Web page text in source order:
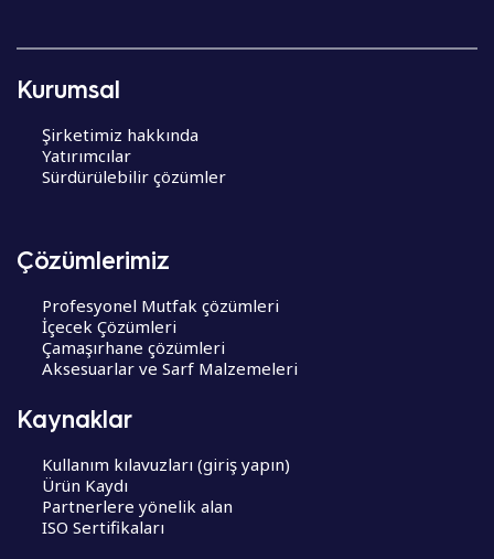
Kurumsal
Şirketimiz hakkında
Yatırımcılar
Sürdürülebilir çözümler
Çözümlerimiz
Profesyonel Mutfak çözümleri
İçecek Çözümleri
Çamaşırhane çözümleri
Aksesuarlar ve Sarf Malzemeleri
Kaynaklar
Kullanım kılavuzları (giriş yapın)
Ürün Kaydı
Partnerlere yönelik alan
ISO Sertifikaları